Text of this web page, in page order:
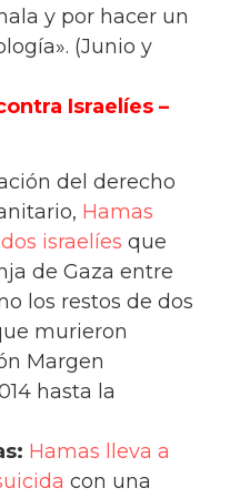
y por hacer un
(Junio y
Israelíes –
del derecho
Hamas
israelíes que
de Gaza entre
los restos de dos
murieron
Margen
hasta la
Hamas lleva a
con una